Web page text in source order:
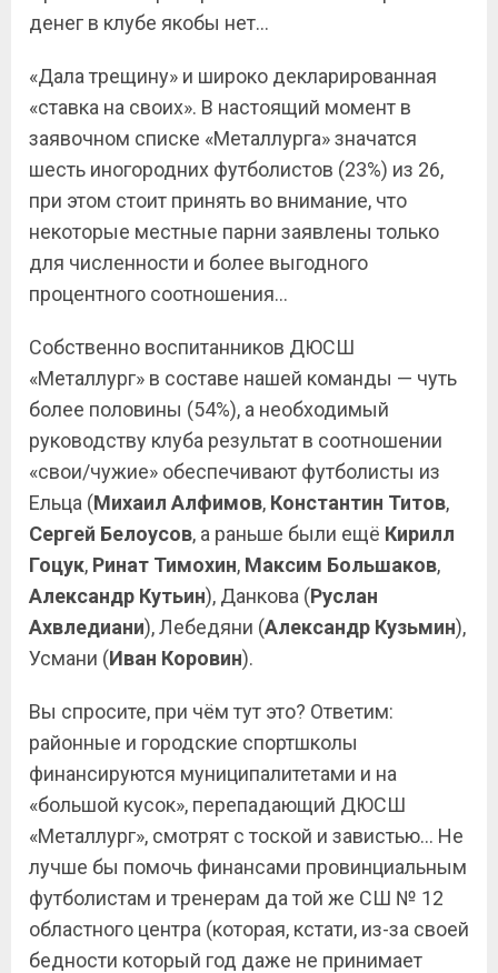
денег в клубе якобы нет…
«Дала трещину» и широко декларированная
«ставка на своих». В настоящий момент в
заявочном списке «Металлурга» значатся
шесть иногородних футболистов (23%) из 26,
при этом стоит принять во внимание, что
некоторые местные парни заявлены только
для численности и более выгодного
процентного соотношения…
Собственно воспитанников ДЮСШ
«Металлург» в составе нашей команды — чуть
более половины (54%), а необходимый
руководству клуба результат в соотношении
«свои/чужие» обеспечивают футболисты из
Ельца (Михаил Алфимов, Константин Титов,
Сергей Белоусов, а раньше были ещё Кирилл
Гоцук, Ринат Тимохин, Максим Большаков,
Александр Кутьин), Данкова (Руслан
Ахвледиани), Лебедяни (Александр Кузьмин),
Усмани (Иван Коровин).
Вы спросите, при чём тут это? Ответим:
районные и городские спортшколы
финансируются муниципалитетами и на
«большой кусок», перепадающий ДЮСШ
«Металлург», смотрят с тоской и завистью… Не
лучше бы помочь финансами провинциальным
футболистам и тренерам да той же СШ № 12
областного центра (которая, кстати, из-за своей
бедности который год даже не принимает